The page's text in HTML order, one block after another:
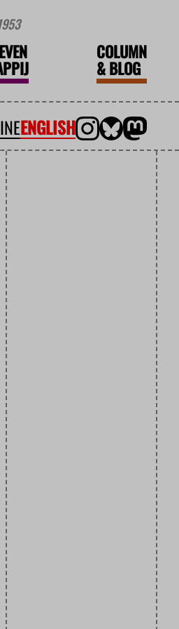
COLUMN
&BLOG
ENGLISH